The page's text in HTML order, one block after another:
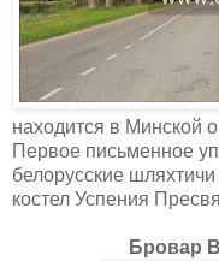
находится в Минской
Первое письменное
белорусские
костел Успения
Бровар